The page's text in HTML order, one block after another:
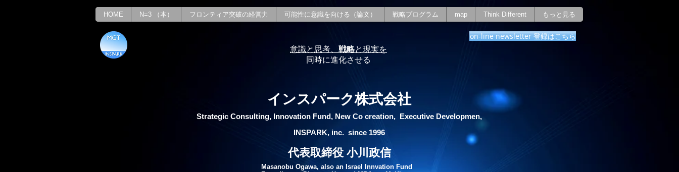
HOME N=3 （本） フロンティア突破の経営力 可能性に意識を向ける（論文） 戦略プログラム map Think Different もっと見る
on-line newsletter 登録はこちら
意識と思考、 戦略と現実を
同時に進化させる
インスパーク株式会社
Strategic Consulting, Innovation Fund, New Co creation, Executive Developmen,
INSPARK, inc. since 1996
代表取締役 小川政信
Masanobu Ogawa, also an Israel Innvation Fund